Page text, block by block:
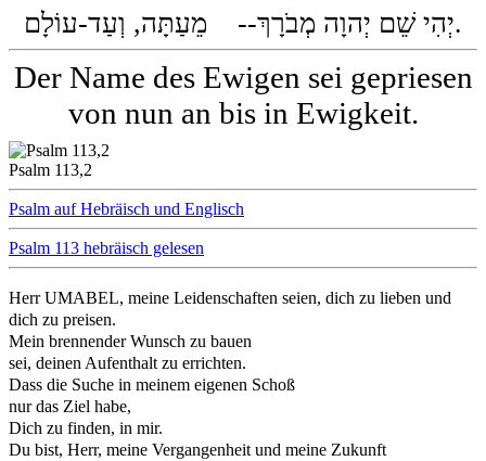
יְהִי שֵׁם יְהוָה מְבֹרָךְ-- מֵעַתָּה, וְעַד-עוֹלָם.
Der Name des Ewigen sei gepriesen
von nun an bis in Ewigkeit.
Psalm 113,2
Psalm auf Hebräisch und Englisch
Psalm 113 hebräisch gelesen
Herr UMABEL, meine Leidenschaften seien, dich zu lieben und
dich zu preisen.
Mein brennender Wunsch zu bauen
sei, deinen Aufenthalt zu errichten.
Dass die Suche in meinem eigenen Schoß
nur das Ziel habe,
Dich zu finden, in mir.
Du bist, Herr, meine Vergangenheit und meine Zukunft